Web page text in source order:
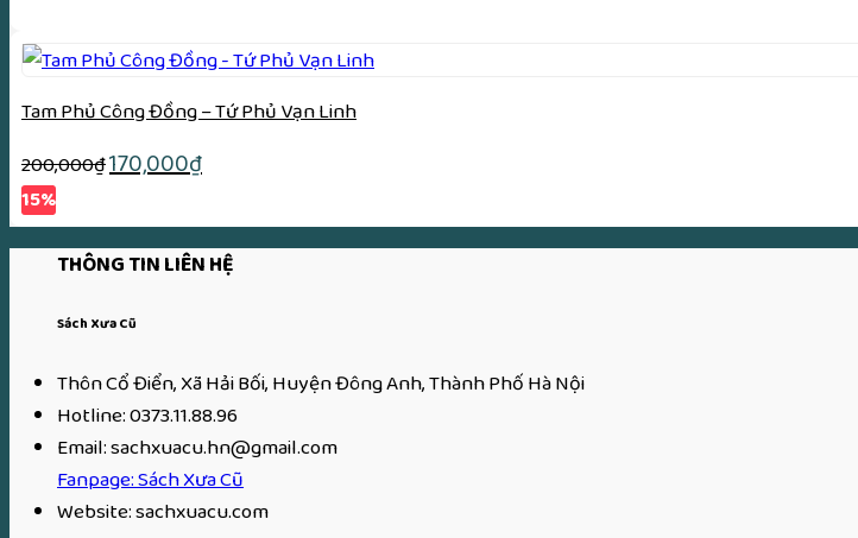
Tam Phủ Công Đồng – Tứ Phủ Vạn Linh
200,000₫Giá
là:
200,000₫.
170,000₫Giá
tại
là:
15%
THÔNG TIN LIÊN HỆ
Sách Xưa Cũ
Thôn Cổ Điển, Xã Hải Bối, Huyện Đông Anh, Thành Phố Hà Nội
Hotline: 0373.11.88.96
Email: sachxuacu.hn@gmail.com
Fanpage: Sách Xưa Cũ
Website: sachxuacu.com